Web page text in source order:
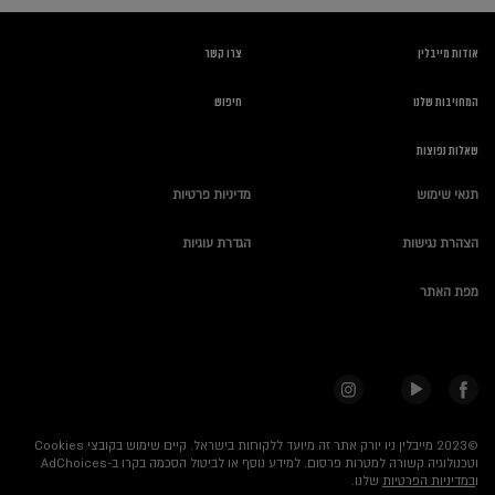
אודות מייבלין
המחויבות שלנו
שאלות נפוצות
צרו קשר
חיפוש
תנאי שימוש מדיניות פרטיות
הצהרת נגישות הגדרת עוגיות
מפת האתר
©2023 מייבלין ניו יורק אתר זה מיועד ללקוחות בישראל.
קיים שימוש בקובצי Cookies
וטכנולוגיה קשורה למטרות פרסום. למידע נוסף או לביטול הסכמה בקרו ב-AdChoices
ובמדיניות הפרטיות שלנו.